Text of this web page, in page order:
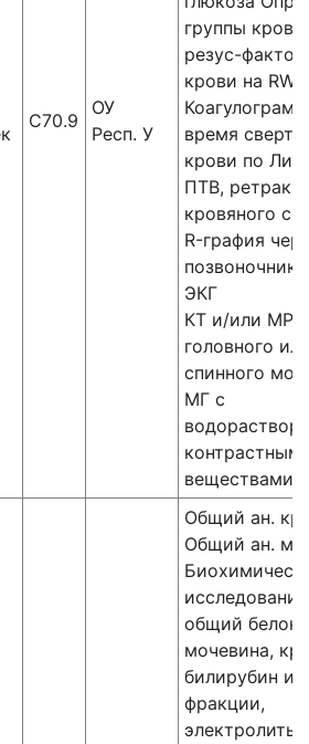
C70.9
ОУ
Респ. У
группы
резус-
крови на RW
время
крови по Ли-
ПТВ,
кровяного
R-графия
ЭКГ
КТ и/или МРТ
головного
спинного
МГ с
веществами
Общий ан.
Общий ан.
общий белок,
мочевина,
билирубин и
фракции,
электролиты,